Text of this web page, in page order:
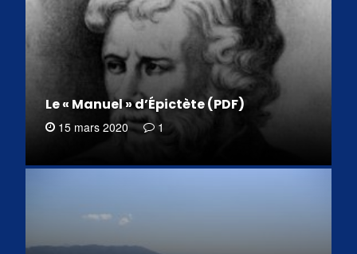
Le « Manuel » d’Épictète (PDF)
15 mars 2020 1